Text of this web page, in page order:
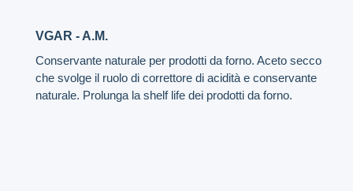
VGAR - A.M.
Conservante naturale per prodotti da forno. Aceto secco
che svolge il ruolo di correttore di acidità e conservante
naturale. Prolunga la shelf life dei prodotti da forno.